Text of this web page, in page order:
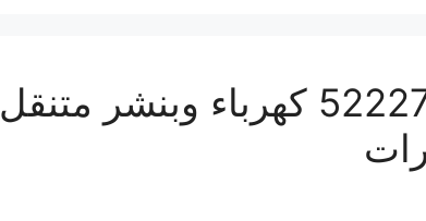
بنشر ميدان حولي 52227338 كهرباء وبنشر متنقل